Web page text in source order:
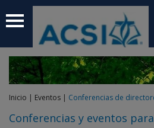
Inicio | Eventos | Conferencias de
Conferencias y eventos